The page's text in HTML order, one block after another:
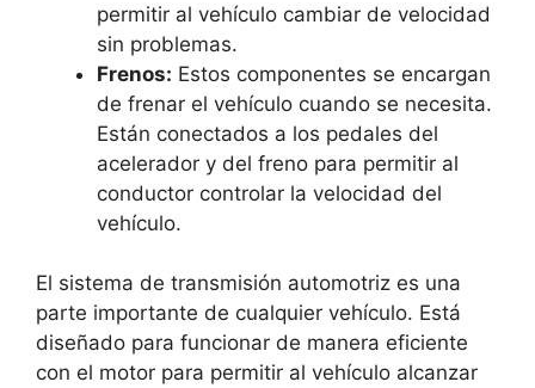
permitir al vehículo cambiar de velocidad
sin problemas.
Frenos: Estos componentes se encargan
de frenar el vehículo cuando se necesita.
Están conectados a los pedales del
acelerador y del freno para permitir al
conductor controlar la velocidad del
vehículo.
El sistema de transmisión automotriz es una
parte importante de cualquier vehículo. Está
diseñado para funcionar de manera eficiente
con el motor para permitir al vehículo alcanzar